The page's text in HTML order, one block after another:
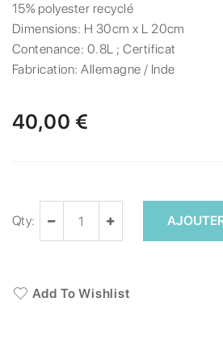
15% polyester recyclé
Dimensions: H 30cm x L 20cm
Contenance: 0.8L ; Certificat
Fabrication:Allemagne / Inde
40,00 €
Qty:
Add To Wishlist